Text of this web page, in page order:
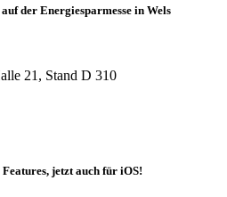
der Energiesparmesse in Wels
21, Stand D 310
jetzt auch für iOS!